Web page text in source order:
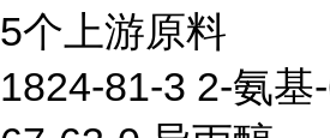
5个上游原料
1824-81-3 2-氨基